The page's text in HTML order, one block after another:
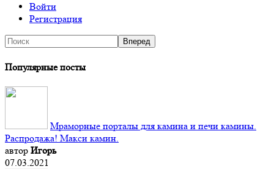
Войти
Регистрация
Популярные посты
Мраморные порталы для камина и печи камины.
Распродажа! Макси камин.
автор Игорь
07.03.2021